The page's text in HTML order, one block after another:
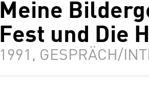
Meine
Fest und Die
1991, GESPRÄCH/